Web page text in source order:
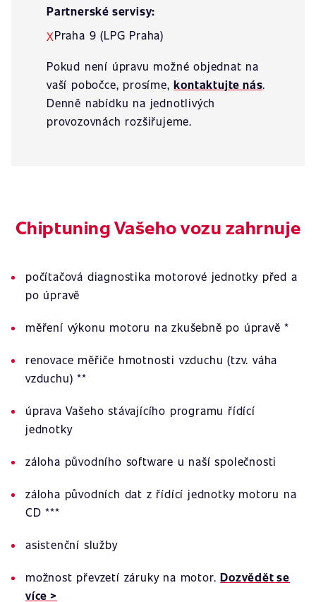
Partnerské servisy:
XPraha 9 (LPG Praha)
Pokud není úpravu možné objednat na
vaší pobočce, prosíme,kontaktujte nás.
Denně nabídku na jednotlivých
provozovnách rozšiřujeme.
Chiptuning Vašeho vozu zahrnuje
počítačová diagnostika motorové jednotky před a
po úpravě
měření výkonu motoru na zkušebně po úpravě *
renovace měřiče hmotnosti vzduchu (tzv. váha
vzduchu) **
úprava Vašeho stávajícího programu řídící
jednotky
záloha původního software u naší společnosti
záloha původních dat z řídící jednotky motoru na
CD ***
asistenční služby
možnost převzetí záruky na motor.Dozvědět se
více >